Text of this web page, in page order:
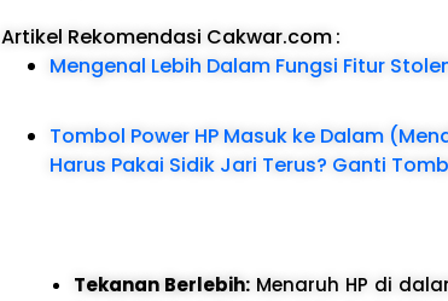
Artikel Rekomendasi Cakwar.com:
Mengenal Lebih Dalam Fungsi Fitur
Tombol Power HP Masuk ke Dalam
Harus Pakai Sidik Jari Terus? Ganti
Tekanan Berlebih: Menaruh HP di